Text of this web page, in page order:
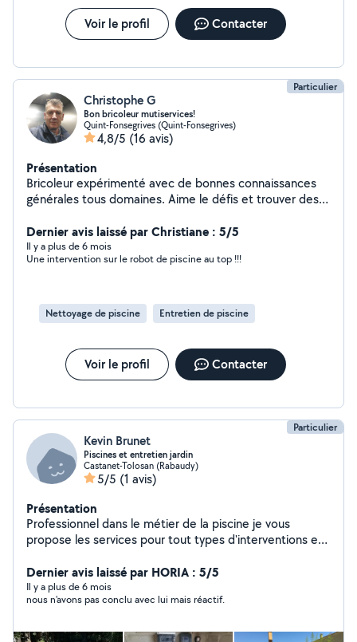
Voir le profil Contacter
Particulier
Christophe G
Bon bricoleur mutiservices!
Quint-Fonsegrives (Quint-Fonsegrives)
4,8/5 (16 avis)
Présentation
Bricoleur expérimenté avec de bonnes connaissances
générales tous domaines. Aime le défis et trouver des
et...super sympa! J oubliais... je cherche davantage à
rendre service, qu à faire du profit!
Dernier avis laissé par Christiane : 5/5
Il y a plus de 6 mois
Une intervention sur le robot de piscine au top !!!
Nettoyage de piscine Entretien de piscine
Voir le profil Contacter
Particulier
Kevin Brunet
Piscines et entretien jardin
Castanet-Tolosan (Rabaudy)
5/5 (1 avis)
Présentation
Professionnel dans le métier de la piscine je vous
propose les services pour tout types d'interventions et
de pH , pompe à chaleur , remise en état bassin ,liner et
autres Ainsi que tout les entretient d'espaces vert
Dernier avis laissé par HORIA : 5/5
Il y a plus de 6 mois
nous n'avons pas conclu avec lui mais réactif.